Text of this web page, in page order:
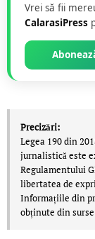
Vrei să fii
CalarasiPress
Precizări:
Legea 190 din
jurnalistică este
Regulamentului
libertatea de
Informațiile din
obținute din